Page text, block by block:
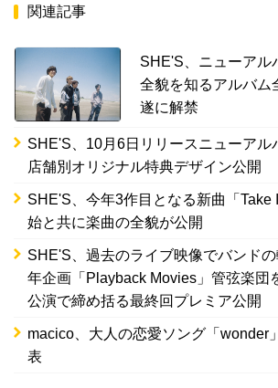
関連記事
SHE'S、ニューアル
全貌を知るアルバム
遂に解禁
SHE'S、10月6日リリースニューアル
店舗別オリジナル特典デザイン公開
SHE'S、今年3作目となる新曲「Take
始と共に楽曲の全貌が公開
SHE'S、過去のライブ映像でバンド
年企画「Playback Movies」管弦楽団
公演で締め括る最終回プレミア公開
macico、大人の恋愛ソング「wonder
表